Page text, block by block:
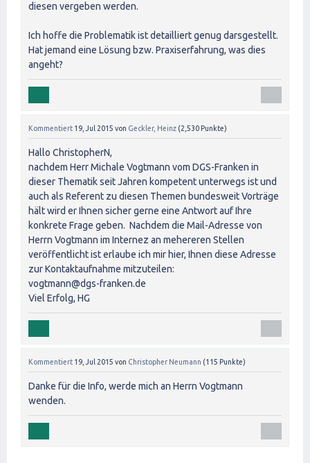
diesen vergeben werden.
Ich hoffe die Problematik ist detailliert genug darsgestellt.
Hat jemand eine Lösung bzw. Praxiserfahrung, was dies
angeht?
Kommentiert 19, Jul 2015 von Geckler, Heinz (2,530 Punkte)
Hallo ChristopherN,
nachdem Herr Michale Vogtmann vom DGS-Franken in
dieser Thematik seit Jahren kompetent unterwegs ist und
auch als Referent zu diesen Themen bundesweit Vorträge
hält wird er Ihnen sicher gerne eine Antwort auf Ihre
konkrete Frage geben. Nachdem die Mail-Adresse von
Herrn Vogtmann im Internez an mehereren Stellen
veröffentlicht ist erlaube ich mir hier, Ihnen diese Adresse
zur Kontaktaufnahme mitzuteilen:
vogtmann@dgs-franken.de
Viel Erfolg, HG
Kommentiert 19, Jul 2015 von Christopher Neumann (115 Punkte)
Danke für die Info, werde mich an Herrn Vogtmann
wenden.